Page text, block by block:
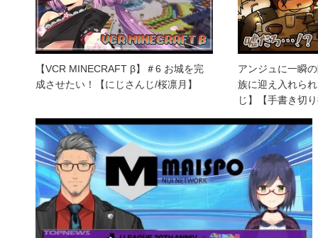
【VCR MINECRAFT β】＃6 お城を完
成させたい！【にじさんじ/桜凛月】
アンジュに一瞬
族に迎え入れら
じ】【手書き切